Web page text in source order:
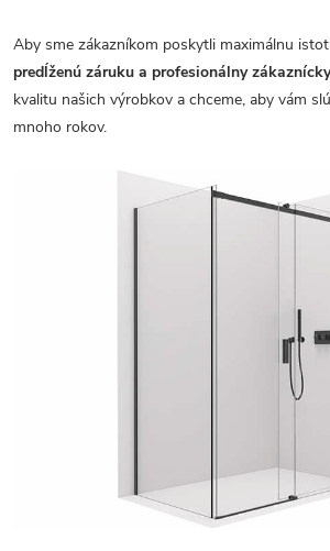
Aby sme zákazníkom poskytli maximálnu
predĺženú záruku a profesionálny
kvalitu našich výrobkov a chceme, aby vám
mnoho rokov.